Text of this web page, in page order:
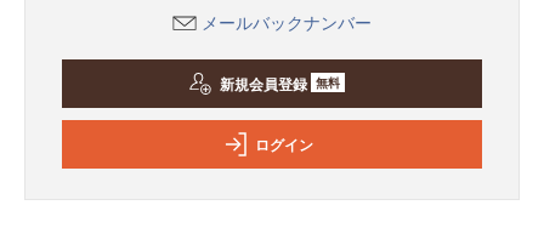
メールバックナンバー
新規会員登録 無料
ログイン